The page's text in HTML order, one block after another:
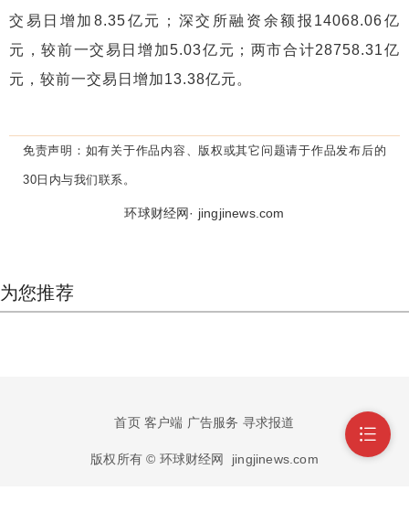
交易日增加8.35亿元；深交所融资余额报14068.06亿
元，较前一交易日增加5.03亿元；两市合计28758.31亿
元，较前一交易日增加13.38亿元。
免责声明： 如有关于作品内容、版权或其它问题请于作品发布后的
30日内与我们联系。
环球财经网· jingjinews.com
为您推荐
首页 客户端 广告服务 寻求报道
版权所有 © 环球财经网 jingjinews.com